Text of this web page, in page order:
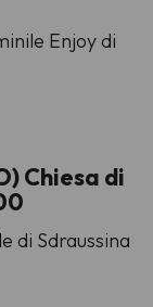
Enjoy di
Chiesa di
di Sdraussina